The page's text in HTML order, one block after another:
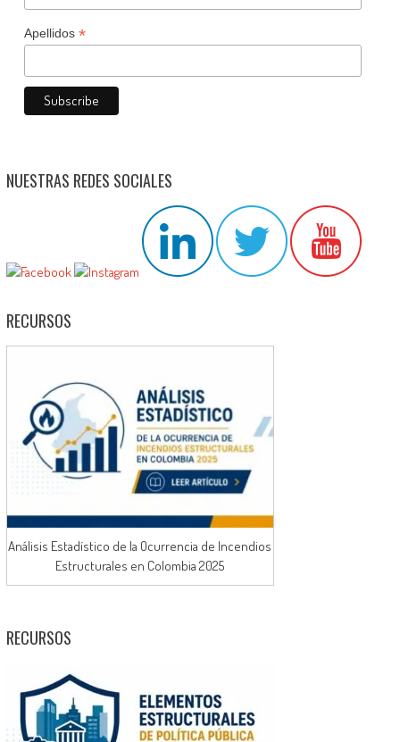
Apellidos *
NUESTRAS REDES SOCIALES
RECURSOS
Análisis Estadístico de la Ocurrencia de Incendios
Estructurales en Colombia 2025
RECURSOS